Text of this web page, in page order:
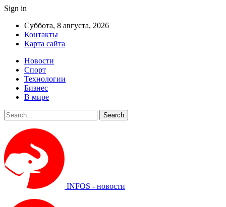
Sign in
Суббота, 8 августа, 2026
Контакты
Карта сайта
Новости
Спорт
Технологии
Бизнес
В мире
INFOS - новости